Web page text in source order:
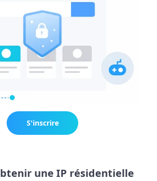
S'inscrire
une IP résidentielle